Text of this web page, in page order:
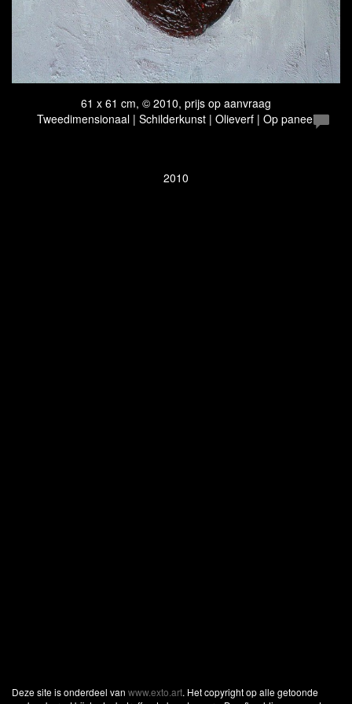
61 x 61 cm, © 2010, prijs op aanvraag
Tweedimensionaal | Schilderkunst | Olieverf | Op paneel
2010
Deze site is onderdeel van www.exto.art. Het copyright op alle getoonde